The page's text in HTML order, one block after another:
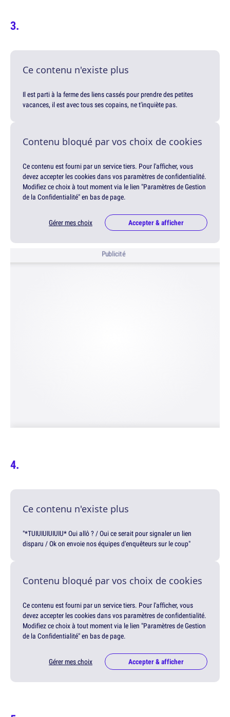
Ce contenu n'existe plus
Il est parti à la ferme des liens cassés pour prendre des petites
vacances, il est avec tous ses copains, ne t'inquiète pas.
Contenu bloqué par vos choix de cookies
Ce contenu est fourni par un service tiers. Pour l'afficher, vous
devez accepter les cookies dans vos paramètres de confidentialité.
Modifiez ce choix à tout moment via le lien "Paramètres de Gestion
de la Confidentialité" en bas de page.
Gérer mes choix Accepter & afficher
Publicité
Ce contenu n'existe plus
"*TUIUIUIUIUIU* Oui allô ? / Oui ce serait pour signaler un lien
disparu / Ok on envoie nos équipes d'enquêteurs sur le coup"
Contenu bloqué par vos choix de cookies
Ce contenu est fourni par un service tiers. Pour l'afficher, vous
devez accepter les cookies dans vos paramètres de confidentialité.
Modifiez ce choix à tout moment via le lien "Paramètres de Gestion
de la Confidentialité" en bas de page.
Gérer mes choix Accepter & afficher